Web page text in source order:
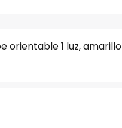
orientable 1 luz, amarillo